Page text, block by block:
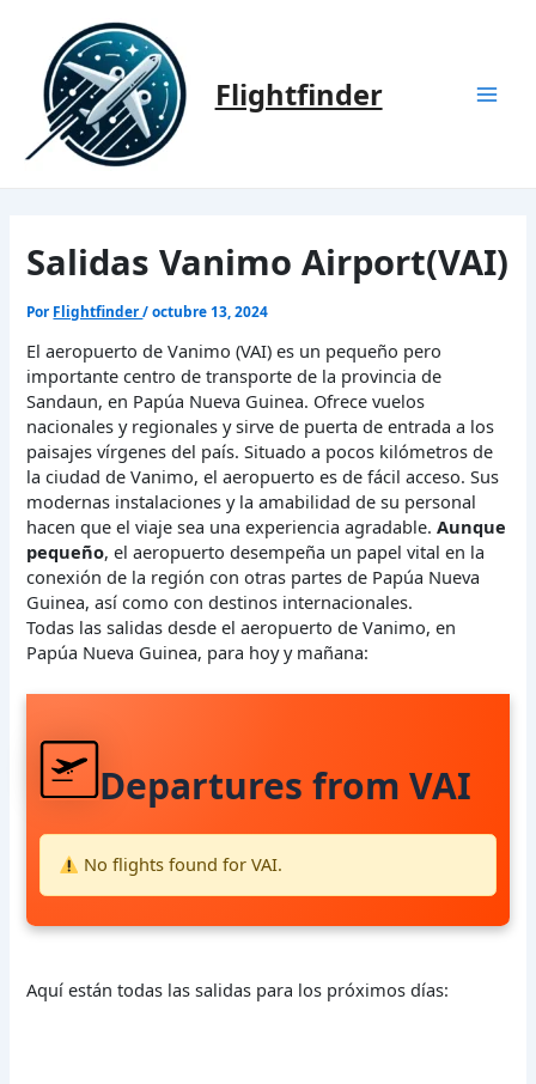
contenido
Flightfinder
Salidas Vanimo Airport(VAI)
Por Flightfinder/octubre 13, 2024
El aeropuerto de Vanimo (VAI) es un pequeño pero
importante centro de transporte de la provincia de
Sandaun, en Papúa Nueva Guinea. Ofrece vuelos
nacionales y regionales y sirve de puerta de entrada a los
paisajes vírgenes del país. Situado a pocos kilómetros de
la ciudad de Vanimo, el aeropuerto es de fácil acceso. Sus
modernas instalaciones y la amabilidad de su personal
hacen que el viaje sea una experiencia agradable.Aunque
pequeño, el aeropuerto desempeña un papel vital en la
conexión de la región con otras partes de Papúa Nueva
Guinea, así como con destinos internacionales.
Todas las salidas desde el aeropuerto de Vanimo, en
Papúa Nueva Guinea, para hoy y mañana:
Departures from VAI
No flights found for VAI.
Aquí están todas las salidas para los próximos días: